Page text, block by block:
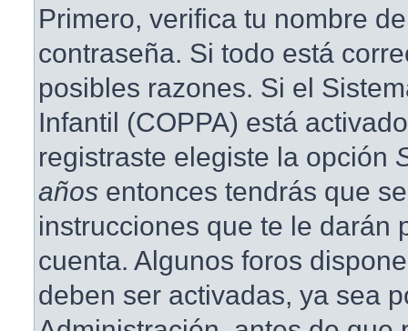
Primero, verifica tu nombre
contraseña. Si todo está
posibles razones. Si el
Infantil (COPPA) está
registraste elegiste la opción
años entonces tendrás que
instrucciones que te le darán
cuenta. Algunos foros
deben ser activadas, ya sea